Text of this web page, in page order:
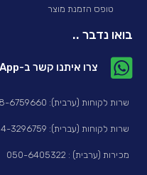
טופס הזמנת מוצר
בואו נדבר ..
צרו איתנו קשר ב-WhatsApp
שרות לקוחות (ערבית): 08-6759660
שרות לקוחות (עברית): 054-3296759
מכירות (ערבית) : 050-6405322